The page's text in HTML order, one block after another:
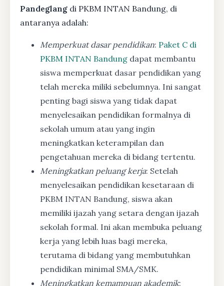
Pandeglang di PKBM INTAN Bandung, di
antaranya adalah:
Memperkuat dasar pendidikan: Paket C di
PKBM INTAN Bandung dapat membantu
siswa memperkuat dasar pendidikan yang
telah mereka miliki sebelumnya. Ini sangat
penting bagi siswa yang tidak dapat
menyelesaikan pendidikan formalnya di
sekolah umum atau yang ingin
meningkatkan keterampilan dan
pengetahuan mereka di bidang tertentu.
Meningkatkan peluang kerja: Setelah
menyelesaikan pendidikan kesetaraan di
PKBM INTAN Bandung, siswa akan
memiliki ijazah yang setara dengan ijazah
sekolah formal. Ini akan membuka peluang
kerja yang lebih luas bagi mereka,
terutama di bidang yang membutuhkan
pendidikan minimal SMA/SMK.
Meningkatkan kemampuan akademik: